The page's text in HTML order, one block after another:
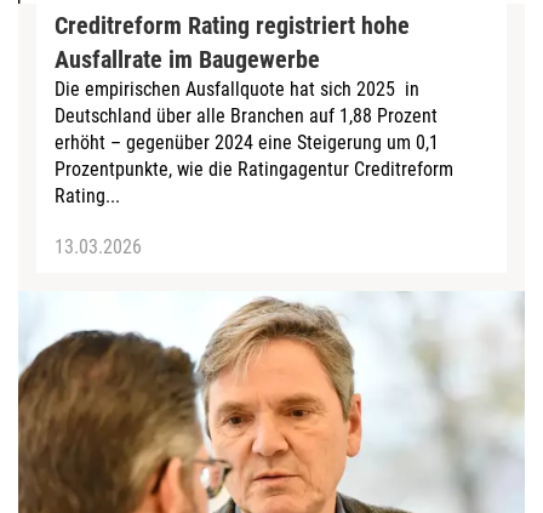
Creditreform Rating registriert hohe
Ausfallrate im Baugewerbe
Die empirischen Ausfallquote hat sich 2025 in
Deutschland über alle Branchen auf 1,88 Prozent
erhöht – gegenüber 2024 eine Steigerung um 0,1
Prozentpunkte, wie die Ratingagentur Creditreform
Rating...
13.03.2026